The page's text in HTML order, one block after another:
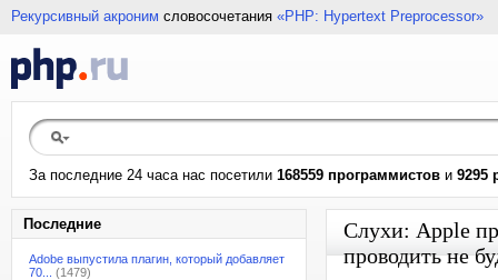
Рекурсивный акроним словосочетания «PHP: Hypertext Preprocessor»
За последние 24 часа нас посетили 168559 программистов и 9295
Последние
Adobe выпустила плагин, который добавляет
70...
(1479)
Слухи: Apple
проводить не